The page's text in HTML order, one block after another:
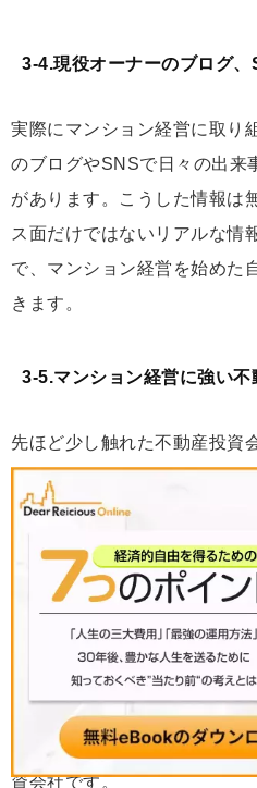
3-4.現役オーナーのブログ、
実際にマンション経営に取り
のブログやSNSで日々の出来
があります。こうした情報は
ス面だけではないリアルな情
で、マンション経営を始めた
きます。
3-5.マンション経営に強い不
先ほど少し触れた不動産投資
の予備軍を顧客とする不動産
開催や個別相談会、ネットメ
発信をしている会社もあるの
を持つことも有効な方法です
というのも、マンション経営
にして得ることは不可能で、
避ける意味でもプロを味方に
す。そのプロが誰なのかとい
資会社です。